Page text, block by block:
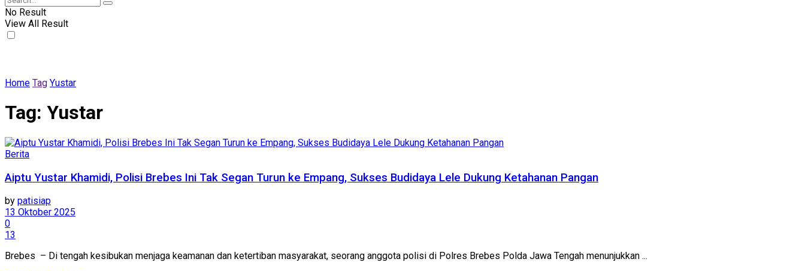
No Result
View All Result
Home Tag Yustar
Tag: Yustar
Berita
Aiptu Yustar Khamidi, Polisi Brebes Ini Tak Segan Turun ke Empang, Sukses Budidaya Lele Dukung Ketahanan Pangan
by patisiap
13 Oktober 2025
0
13
Brebes – Di tengah kesibukan menjaga keamanan dan ketertiban masyarakat, seorang anggota polisi di Polres Brebes Polda Jawa Tengah menunjukkan ...